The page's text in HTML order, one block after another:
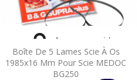
Boîte De 5 Lames Scie À Os
1985x16 Mm Pour Scie MEDOC
BG250
 Aperçu rapide